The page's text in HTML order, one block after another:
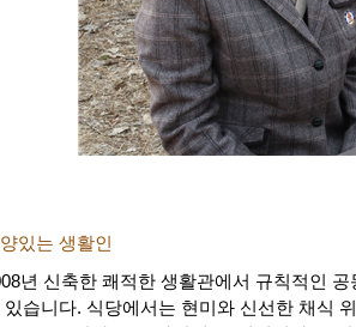
있는 생활인
년 신축한 쾌적한 생활관에서 규칙적인
있습니다. 식당에서는 현미와 신선한 채식